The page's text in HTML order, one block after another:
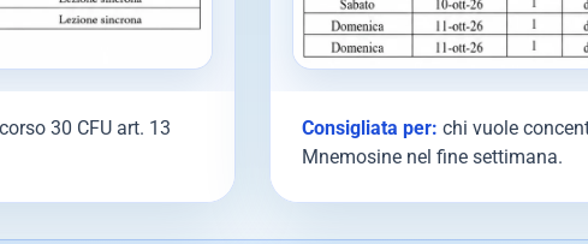
30 CFU art. 13
Consigliata per: chi vuole
Mnemosine nel fine settimana.